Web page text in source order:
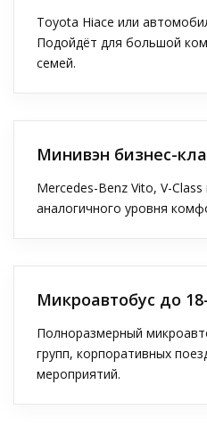
Toyota Hiace или
Подойдёт для большой
семей.
Минивэн бизнес-
Mercedes-Benz Vito, V-
аналогичного уровня
Микроавтобус до
Полноразмерный
групп, корпоративных
мероприятий.